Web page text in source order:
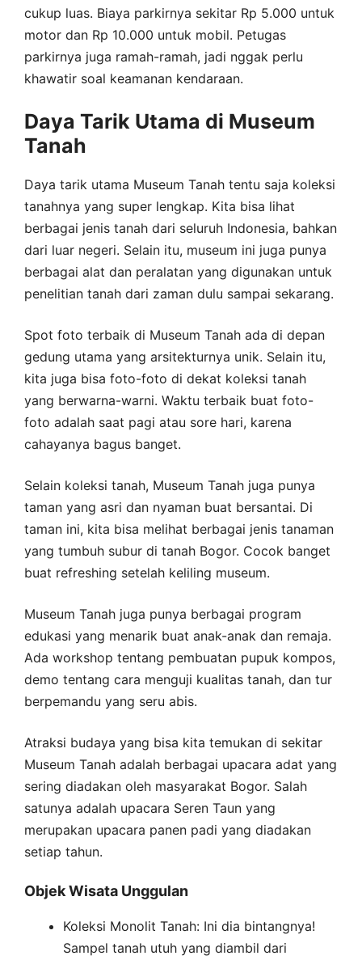
cukup luas. Biaya parkirnya sekitar Rp 5.000 untuk
motor dan Rp 10.000 untuk mobil. Petugas
parkirnya juga ramah-ramah, jadi nggak perlu
khawatir soal keamanan kendaraan.
Daya Tarik Utama di Museum
Tanah
Daya tarik utama Museum Tanah tentu saja koleksi
tanahnya yang super lengkap. Kita bisa lihat
berbagai jenis tanah dari seluruh Indonesia, bahkan
dari luar negeri. Selain itu, museum ini juga punya
berbagai alat dan peralatan yang digunakan untuk
penelitian tanah dari zaman dulu sampai sekarang.
Spot foto terbaik di Museum Tanah ada di depan
gedung utama yang arsitekturnya unik. Selain itu,
kita juga bisa foto-foto di dekat koleksi tanah
yang berwarna-warni. Waktu terbaik buat foto-
foto adalah saat pagi atau sore hari, karena
cahayanya bagus banget.
Selain koleksi tanah, Museum Tanah juga punya
taman yang asri dan nyaman buat bersantai. Di
taman ini, kita bisa melihat berbagai jenis tanaman
yang tumbuh subur di tanah Bogor. Cocok banget
buat refreshing setelah keliling museum.
Museum Tanah juga punya berbagai program
edukasi yang menarik buat anak-anak dan remaja.
Ada workshop tentang pembuatan pupuk kompos,
demo tentang cara menguji kualitas tanah, dan tur
berpemandu yang seru abis.
Atraksi budaya yang bisa kita temukan di sekitar
Museum Tanah adalah berbagai upacara adat yang
sering diadakan oleh masyarakat Bogor. Salah
satunya adalah upacara Seren Taun yang
merupakan upacara panen padi yang diadakan
setiap tahun.
Objek Wisata Unggulan
Koleksi Monolit Tanah: Ini dia bintangnya!
Sampel tanah utuh yang diambil dari